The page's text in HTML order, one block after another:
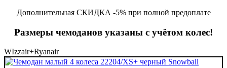
Дополнительная СКИДКА -5% при полной предоплате
Размеры чемоданов указаны с учётом колес!
WIzzair+Ryanair